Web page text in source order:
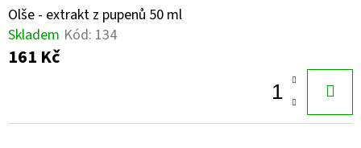
Olše - extrakt z pupenů 50 ml
Skladem Kód: 134
161 Kč